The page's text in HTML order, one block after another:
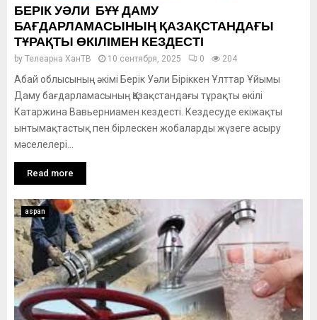
БЕРІК УӘЛИ БҰҰ ДАМУ
БАҒДАРЛАМАСЫНЫҢ ҚАЗАҚСТАНДАҒЫ
ТҰРАҚТЫ ӨКІЛІМЕН КЕЗДЕСТІ
by Телеарна ХанТВ 10 сентября, 2025 0 204
Абай облысының әкімі Берік Уәли Біріккен Ұлттар Ұйымы
Даму бағдарламасының Қазақстандағы тұрақты өкілі
Катаржина Вавьерниамен кездесті. Кездесуде екіжақты
ынтымақтастық пен бірлескен жобаларды жүзеге асыру
мәселелері...
Read more
aspan